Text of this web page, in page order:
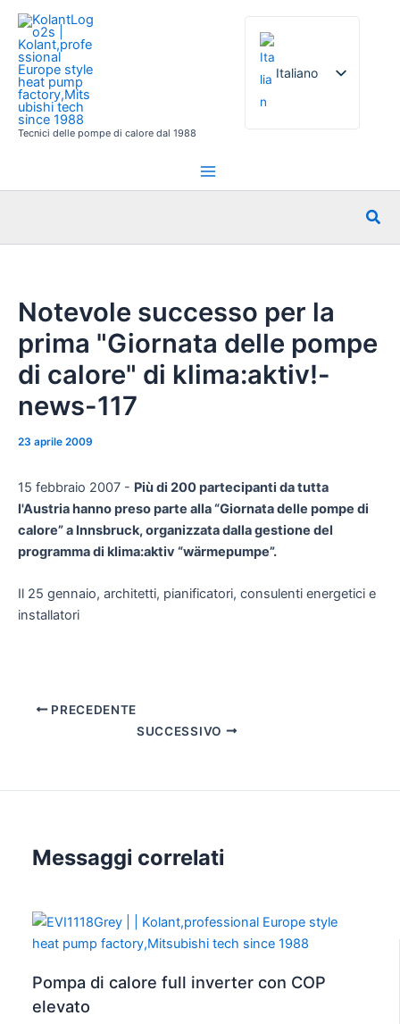
contenuto
Tecnici delle pompe di calore dal 1988
Italiano
English
German
Portuguese
Dutch
Norwegian
Notevole successo per la
prima "Giornata delle pompe
di calore" di klima:aktiv!-
news-117
23 aprile 2009
15 febbraio 2007 - Più di 200 partecipanti da tutta
l'Austria hanno preso parte alla “Giornata delle pompe di
calore” a Innsbruck, organizzata dalla gestione del
programma di klima:aktiv “wärmepumpe”.
Il 25 gennaio, architetti, pianificatori, consulenti energetici e
installatori
PRECEDENTE
SUCCESSIVO
Messaggi correlati
Pompa di calore full inverter con COP
elevato